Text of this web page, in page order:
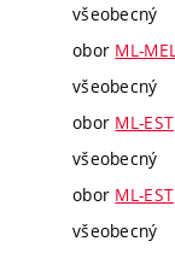
všeobecný
obor ML-MEL
všeobecný
obor ML-EST
všeobecný
obor ML-EST
všeobecný